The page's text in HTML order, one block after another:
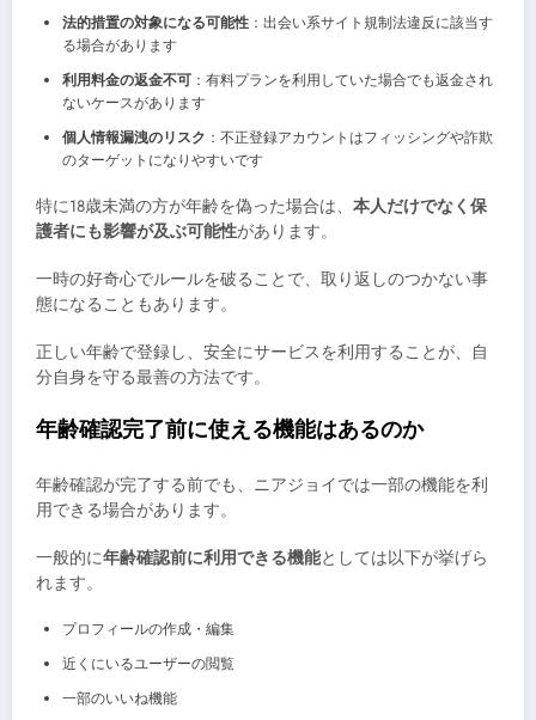
法的措置の対象になる可能性 ：出会い系サイト規制法違反に該当す
る場合があります
利用料金の返金不可 ：有料プランを利用していた場合でも返金され
ないケースがあります
個人情報漏洩のリスク ：不正登録アカウントはフィッシングや詐欺
のターゲットになりやすいです
特に18歳未満の方が年齢を偽った場合は、 本人だけでなく保
護者にも影響が及ぶ可能性があります。
一時の好奇心でルールを破ることで、取り返しのつかない事
態になることもあります。
正しい年齢で登録し、安全にサービスを利用することが、自
分自身を守る最善の方法です。
年齢確認完了前に使える機能はあるのか
年齢確認が完了する前でも、ニアジョイでは一部の機能を利
用できる場合があります。
一般的に年齢確認前に利用できる機能としては以下が挙げら
れます。
プロフィールの作成・編集
近くにいるユーザーの閲覧
一部のいいね機能